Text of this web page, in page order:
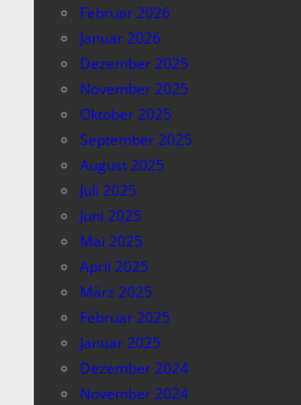
Februar 2026
Januar 2026
Dezember 2025
November 2025
Oktober 2025
September 2025
August 2025
Juli 2025
Juni 2025
Mai 2025
April 2025
März 2025
Februar 2025
Januar 2025
Dezember 2024
November 2024